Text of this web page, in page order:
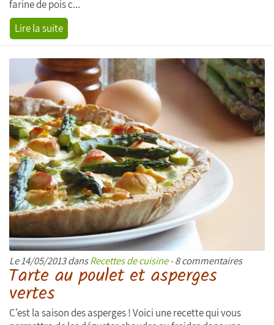
farine de pois c...
Lire la suite
Le 14/05/2013 dansRecettes de cuisine- 8 commentaires
Tarte au poulet et asperges
vertes
C'est la saison des asperges ! Voici une recette qui vous